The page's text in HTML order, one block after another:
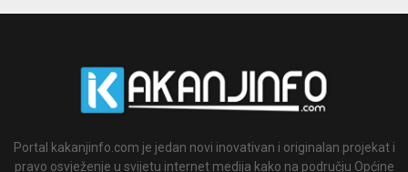
Portal kakanjinfo.com je jedan novi inovativan i originalan projekat i
pravo osvježenje u svijetu internet medija kako na području Općine